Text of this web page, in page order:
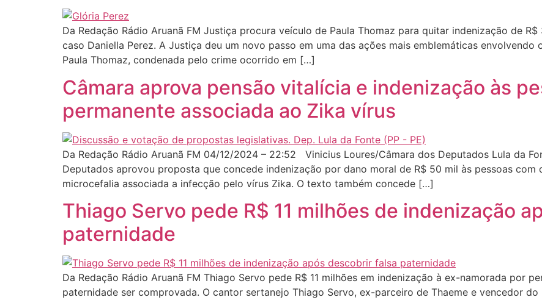
Da Redação Rádio Aruanã FM Justiça procura veículo de Paula Thomaz para quitar indenização de
caso Daniella Perez. A Justiça deu um novo passo em uma das ações mais emblemáticas envolvendo
Paula Thomaz, condenada pelo crime ocorrido em […]
Câmara aprova pensão vitalícia e indenização às
permanente associada ao Zika vírus
Da Redação Rádio Aruanã FM 04/12/2024 – 22:52 Vinicius Loures/Câmara dos Deputados Lula da
Deputados aprovou proposta que concede indenização por dano moral de R$ 50 mil às pessoas
microcefalia associada a infecção pelo vírus Zika. O texto também concede […]
Thiago Servo pede R$ 11 milhões de indenização
paternidade
Da Redação Rádio Aruanã FM Thiago Servo pede R$ 11 milhões em indenização à ex-namorada por
paternidade ser comprovada. O cantor sertanejo Thiago Servo, ex-parceiro de Thaeme e vencedor